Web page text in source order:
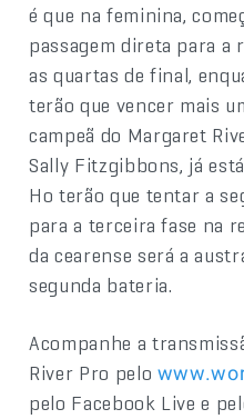
é que na feminina,
passagem direta para a
as quartas de final,
terão que vencer mais
campeã do Margaret
Sally Fitzgibbons, já
Ho terão que tentar a
para a terceira fase na
da cearense será a
segunda bateria.
Acompanhe a
River Pro pelo
pelo Facebook Live e